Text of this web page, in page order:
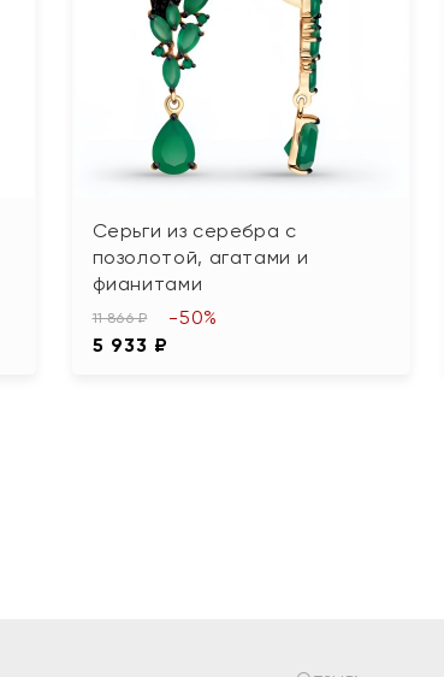
Серьги из серебра с
позолотой, агатами и
фианитами
11 866 ₽
5 933 ₽
-50%